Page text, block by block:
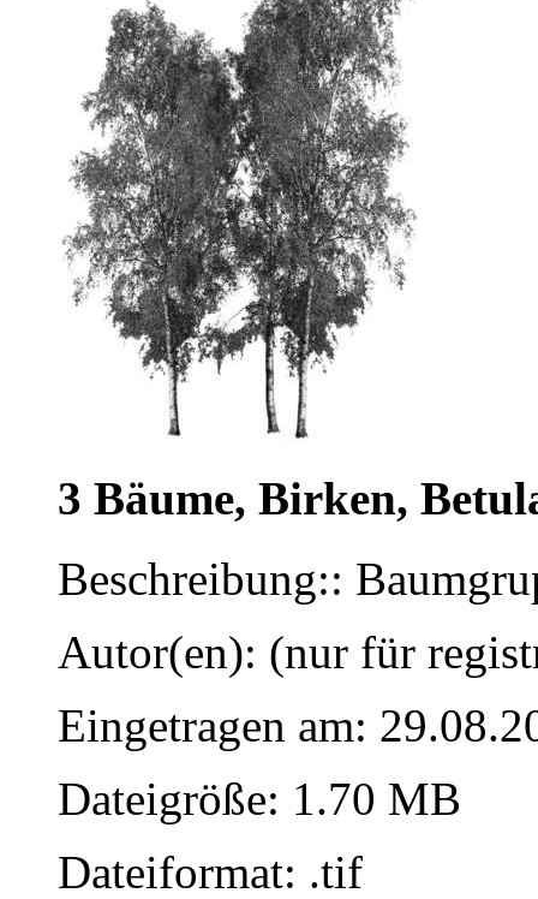
3 Bäume, Birken,
Beschreibung::
Autor(en): (nur für
Eingetragen am:
Dateigröße: 1.70 MB
Dateiformat: .tif